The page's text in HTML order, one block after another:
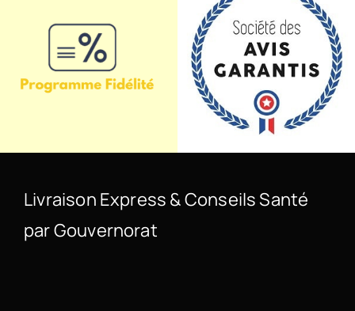
Livraison Express & Conseils Santé
par Gouvernorat